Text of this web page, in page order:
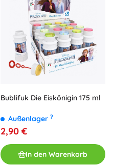
Bublifuk Die Eiskönigin 175 ml
Außenlager ?
2,90 €
In den Warenkorb